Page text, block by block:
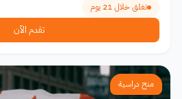
تغلق خلال 21 يوم
تقدم الآن
منح دراسية